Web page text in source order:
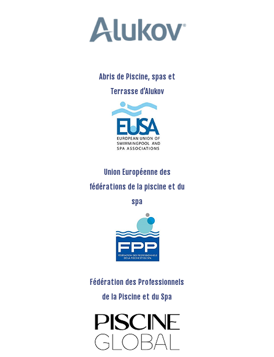
Abris de Piscine, spas et
Terrasse d’Alukov
Union Européenne des
fédérations de la piscine et du
spa
Fédération des Professionnels
de la Piscine et du Spa